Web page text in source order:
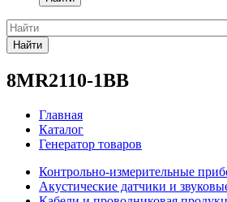
Найти
8MR2110-1BB
Главная
Каталог
Генератор товаров
Контрольно-измерительные
Акустические датчики и